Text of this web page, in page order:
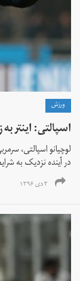
ورزش
اسپالتی: اینتر
لوچیانو اسپالتی،
در آینده نزدیک به
۳ دی ۱۳۹۶